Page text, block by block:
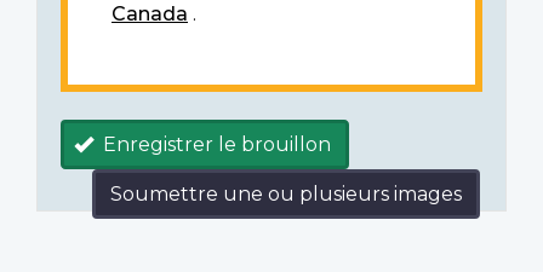
Canada .
Enregistrer le brouillon
Soumettre une ou plusieurs images